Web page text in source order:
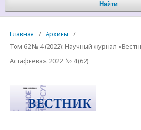
Найти
Главная / Архивы
/
Том 62 № 4 (2022): Научный журнал
Астафьева». 2022. № 4 (62)